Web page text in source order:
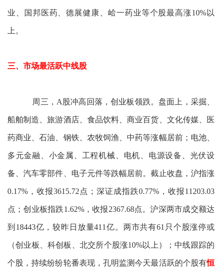
业、国邦医药、德展健康、峆一药业等个股最高涨10%以
上。
三、市场最活跃中线股
周三，A股冲高回落，创业板领跌。盘面上，采掘、
船舶制造、旅游酒店、食品饮料、商业百货、文化传媒、医
药商业、石油、钢铁、农牧饲渔、中药等涨幅居前；电池、
多元金融、小金属、工程机械、电机、电源设备、光伏设
备、汽车零部件、电子元件等跌幅居前。截止收盘，沪指涨
0.17%，收报3615.72点；深证成指跌0.77%，收报11203.03
点；创业板指跌1.62%，收报2367.68点。沪深两市成交额达
到18443亿，较昨日放量411亿。两市共有61只个股涨停或
（创业板、科创板、北交所个股涨10%以上）；中线跟踪的
个股，持续纷纷轮番表现，孔明监测今天最活跃的个股有恒